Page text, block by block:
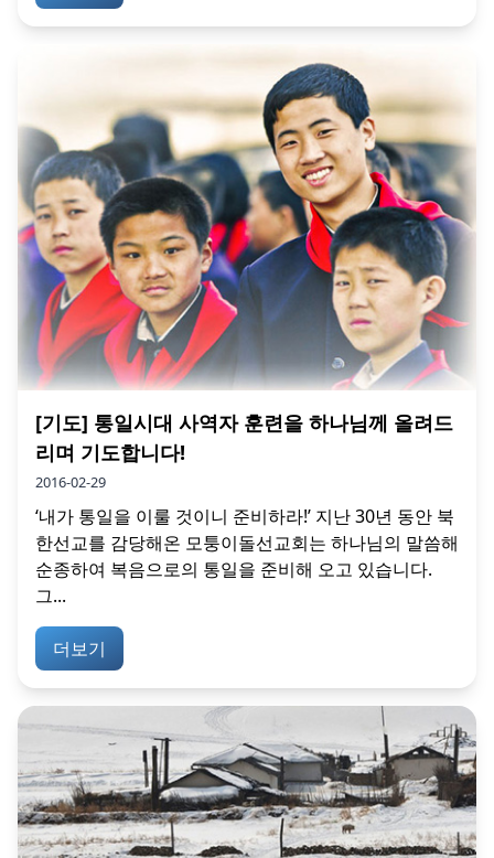
[기도] 통일시대 사역자 훈련을 하나님께 올려드
리며 기도합니다!
2016-02-29
‘내가 통일을 이룰 것이니 준비하라!’ 지난 30년 동안 북
한선교를 감당해온 모퉁이돌선교회는 하나님의 말씀해
순종하여 복음으로의 통일을 준비해 오고 있습니다.
그...
더보기